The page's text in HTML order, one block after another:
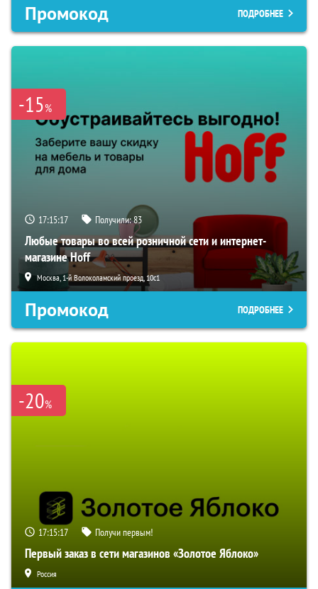
Промокод ПОДРОБНЕЕ
-15%
17:15:15 Получили:83
Любые товары во всей розничной сети и интернет-
магазине Hoff
Москва, 1-й Волоколамский проезд, 10с1
Промокод ПОДРОБНЕЕ
-20%
17:15:15 Получи первым!
Первый заказ в сети магазинов «Золотое Яблоко»
Россия